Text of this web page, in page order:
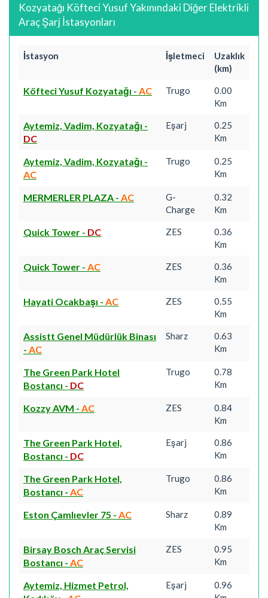
Kozyatağı Köfteci Yusuf Yakınındaki Diğer Elektrikli
Araç Şarj İstasyonları
İstasyon İşletmeci
Uzaklık
(km)
Köfteci Yusuf Kozyatağı - AC Trugo
0.00
Km
Aytemiz, Vadim, Kozyatağı -
DC
Eşarj
0.25
Km
Aytemiz, Vadim, Kozyatağı -
AC
Trugo
0.25
Km
MERMERLER PLAZA - AC
G-
Charge
0.32
Km
Quick Tower - DC ZES
0.36
Km
Quick Tower - AC ZES
0.36
Km
Hayati Ocakbaşı - AC ZES
0.55
Km
Assistt Genel Müdürlük Binası
- AC
Sharz
0.63
Km
The Green Park Hotel
Bostancı - DC
Trugo
0.78
Km
Kozzy AVM - AC ZES
0.84
Km
The Green Park Hotel,
Bostancı - DC
Eşarj
0.86
Km
The Green Park Hotel,
Bostancı - AC
Trugo
0.86
Km
Eston Çamlıevler 75 - AC Sharz
0.89
Km
Birsay Bosch Araç Servisi
Bostancı - AC
ZES
0.95
Km
Aytemiz, Hizmet Petrol,
Eşarj
0.96